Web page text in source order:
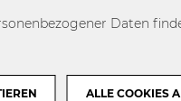
Daten
ALLE COOKIES